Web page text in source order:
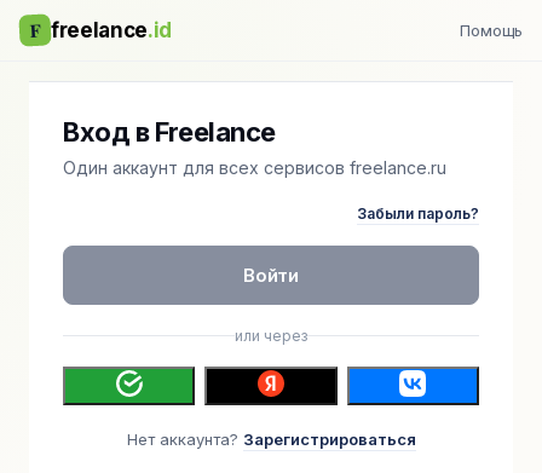
F freelance.id Помощь
Вход в Freelance
Один аккаунт для всех сервисов freelance.ru
Забыли пароль?
Войти
или через
Нет аккаунта? Зарегистрироваться